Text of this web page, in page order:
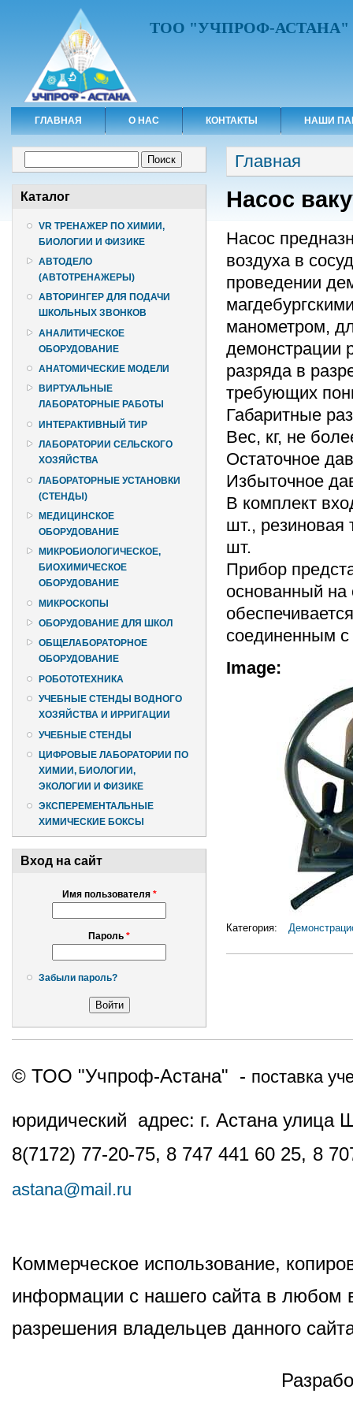
ТОО "УЧПРОФ-АСТАНА"
ГЛАВНАЯ О НАС КОНТАКТЫ НАШИ
Каталог
VR ТРЕНАЖЕР ПО ХИМИИ,
БИОЛОГИИ И ФИЗИКЕ
АВТОДЕЛО
(АВТОТРЕНАЖЕРЫ)
АВТОРИНГЕР ДЛЯ ПОДАЧИ
ШКОЛЬНЫХ ЗВОНКОВ
АНАЛИТИЧЕСКОЕ
ОБОРУДОВАНИЕ
АНАТОМИЧЕСКИЕ МОДЕЛИ
ВИРТУАЛЬНЫЕ
ЛАБОРАТОРНЫЕ РАБОТЫ
ИНТЕРАКТИВНЫЙ ТИР
ЛАБОРАТОРИИ СЕЛЬСКОГО
ХОЗЯЙСТВА
ЛАБОРАТОРНЫЕ УСТАНОВКИ
(СТЕНДЫ)
МЕДИЦИНСКОЕ
ОБОРУДОВАНИЕ
МИКРОБИОЛОГИЧЕСКОЕ,
БИОХИМИЧЕСКОЕ
ОБОРУДОВАНИЕ
МИКРОСКОПЫ
ОБОРУДОВАНИЕ ДЛЯ ШКОЛ
ОБЩЕЛАБОРАТОРНОЕ
ОБОРУДОВАНИЕ
РОБОТОТЕХНИКА
УЧЕБНЫЕ СТЕНДЫ ВОДНОГО
ХОЗЯЙСТВА И ИРРИГАЦИИ
УЧЕБНЫЕ СТЕНДЫ
ЦИФРОВЫЕ ЛАБОРАТОРИИ ПО
ХИМИИ, БИОЛОГИИ,
ЭКОЛОГИИ И ФИЗИКЕ
ЭКСПЕРЕМЕНТАЛЬНЫЕ
ХИМИЧЕСКИЕ БОКСЫ
Вход на сайт
Имя пользователя *
Пароль *
Забыли пароль?
Вы здесь
Главная
Насос
Насос
воздуха в
проведении
манометром,
демонстрации
разряда в
требующих
Габаритные
Вес, кг, не
Остаточное
Избыточное
В комплект
шт., резиновая
шт.
Прибор
основанный на
соединенным
Image:
Категория:
© ТОО "Учпроф-Астана" - поставка
юридический адрес: г. Астана
8(7172) 77-20-75, 8 747 441 60 25, 8
astana@mail.ru
Коммерческое использование,
информации с нашего сайта в любом
разрешения владельцев данного